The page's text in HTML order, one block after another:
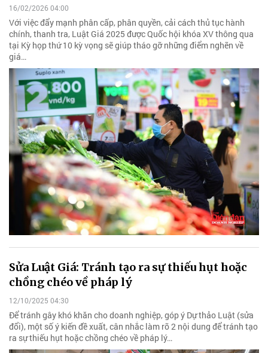
16/02/2026 04:00
Với việc đẩy mạnh phân cấp, phân quyền, cải cách thủ tục hành
chính, thanh tra, Luật Giá 2025 được Quốc hội khóa XV thông qua
tại Kỳ họp thứ 10 kỳ vọng sẽ giúp tháo gỡ những điểm nghẽn về
giá…
Sửa Luật Giá: Tránh tạo ra sự thiếu hụt hoặc
chồng chéo về pháp lý
12/10/2025 04:30
Để tránh gây khó khăn cho doanh nghiệp, góp ý Dự thảo Luật (sửa
đổi), một số ý kiến đề xuất, cân nhắc làm rõ 2 nội dung để tránh tạo
ra sự thiếu hụt hoặc chồng chéo về pháp lý…